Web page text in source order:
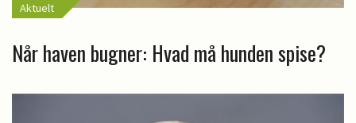
Aktuelt
Når haven bugner: Hvad må hunden spise?